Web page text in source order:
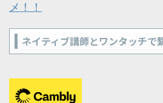
メ！！
ネイティブ講師とワンタッチで